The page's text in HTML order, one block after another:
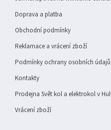
Doprava a platba
Obchodní podmínky
Reklamace a vrácení zboží
Podmínky ochrany osobních údajů
Kontakty
Prodejna Svět kol a elektrokol v
Vrácení zboží